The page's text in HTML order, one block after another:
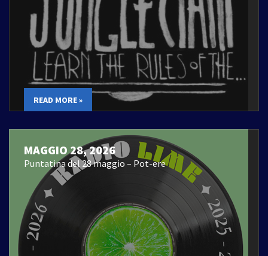
READ MORE »
MAGGIO 28, 2026
Puntatina del 28 maggio – Pot-ere